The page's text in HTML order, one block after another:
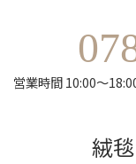
営業時間 10:00～
絨